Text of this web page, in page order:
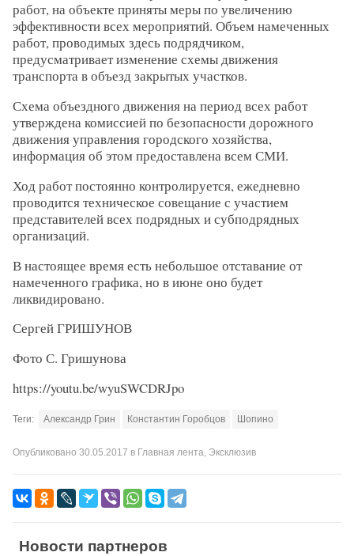
работ, на объекте приняты меры по увеличению
эффективности всех мероприятий. Объем намеченных
работ, проводимых здесь подрядчиком,
предусматривает изменение схемы движения
транспорта в объезд закрытых участков.
Схема объездного движения на период всех работ
утверждена комиссией по безопасности дорожного
движения управления городского хозяйства,
информация об этом предоставлена всем СМИ.
Ход работ постоянно контролируется, ежедневно
проводится техническое совещание с участием
представителей всех подрядных и субподрядных
организаций.
В настоящее время есть небольшое отставание от
намеченного графика, но в июне оно будет
ликвидировано.
Сергей ГРИШУНОВ
Фото С. Гришунова
https://youtu.be/wyuSWCDRJpo
Теги: Александр Грин Константин Горобцов Шопино
Опубликовано 30.05.2017 в Главная лента Эксклюзив
Новости партнеров